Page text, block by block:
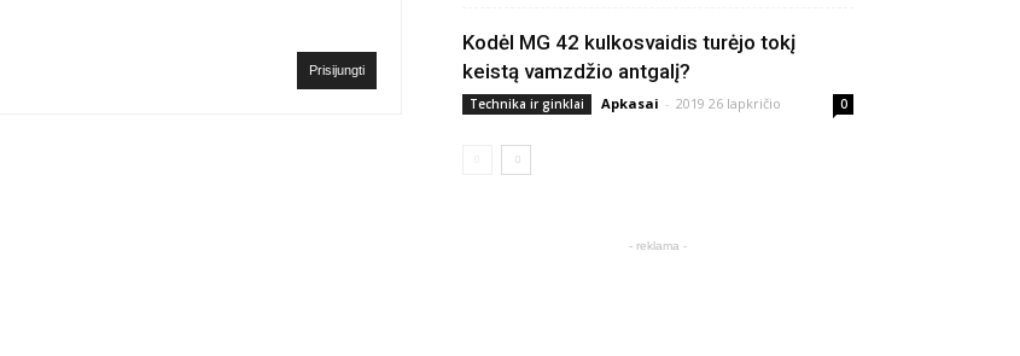
Prisijungti
Kodėl MG 42 kulkosvaidis turėjo tokį
keistą vamzdžio antgalį?
Technika ir ginklai Apkasai - 2019 26 lapkričio 0
- reklama -